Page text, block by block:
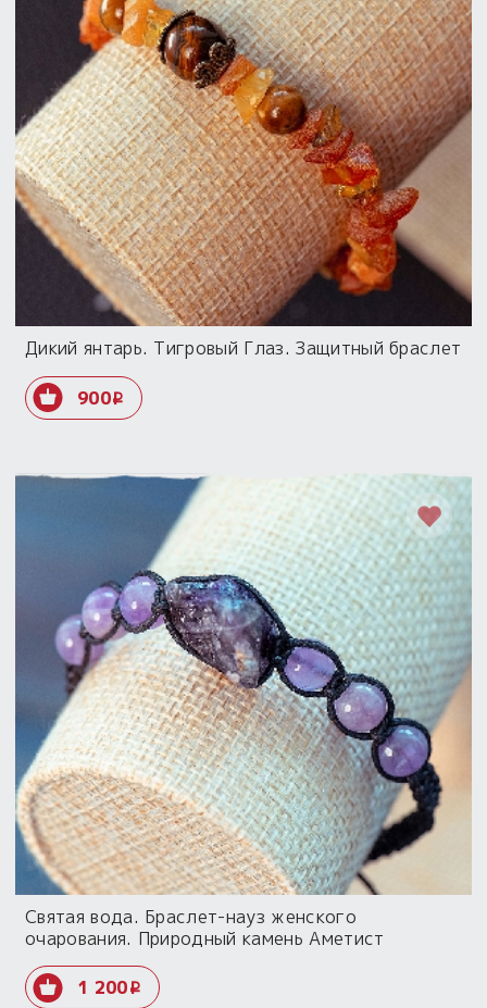
Дикий янтарь. Тигровый Глаз. Защитный браслет
900i
Святая вода. Браслет-науз женского
очарования. Природный камень Аметист
1 200i